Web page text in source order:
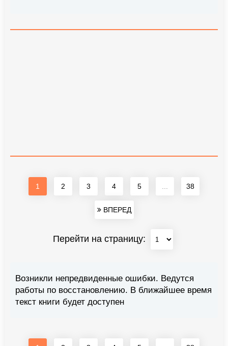
1 2 3 4 5 38
ВПЕРЕД
Перейти на страницу:
Возникли непредвиденные ошибки. Ведутся
работы по восстановлению. В ближайшее время
текст книги будет доступен